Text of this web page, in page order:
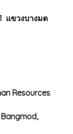
แขวงบางมด
Resources
Bangmod,